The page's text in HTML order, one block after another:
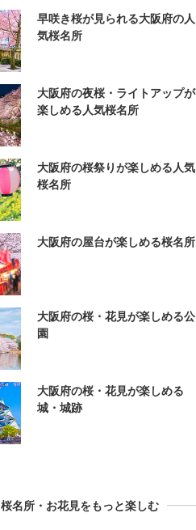
早咲き桜が見られる大阪府の人
気桜名所
大阪府の夜桜・ライトアップが
楽しめる人気桜名所
大阪府の桜祭りが楽しめる人気
桜名所
大阪府の屋台が楽しめる桜名所
大阪府の桜・花見が楽しめる公
園
大阪府の桜・花見が楽しめる
城・城跡
桜名所・お花見をもっと楽しむ